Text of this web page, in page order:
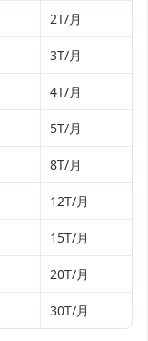
2T/月
3T/月
4T/月
5T/月
8T/月
12T/月
15T/月
20T/月
30T/月